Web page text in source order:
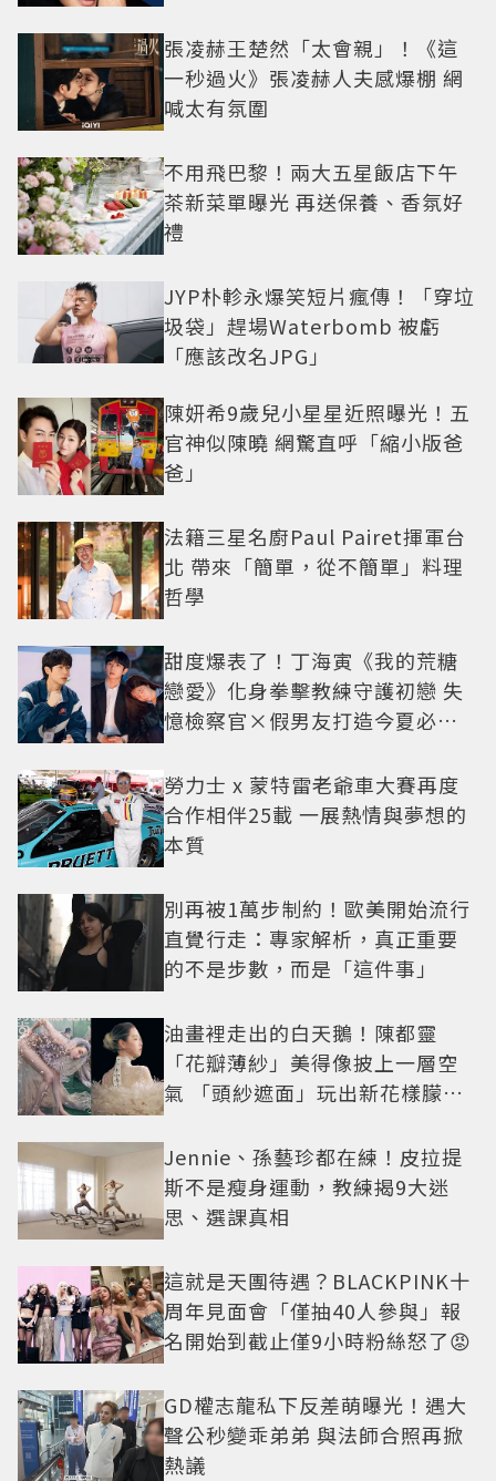
張凌赫王楚然「太會親」！《這
一秒過火》張凌赫人夫感爆棚 網
喊太有氛圍
不用飛巴黎！兩大五星飯店下午
茶新菜單曝光 再送保養、香氛好
禮
JYP朴軫永爆笑短片瘋傳！「穿垃
圾袋」趕場Waterbomb 被虧
「應該改名JPG」
陳妍希9歲兒小星星近照曝光！五
官神似陳曉 網驚直呼「縮小版爸
爸」
法籍三星名廚Paul Pairet揮軍台
北 帶來「簡單，從不簡單」料理
哲學
甜度爆表了！丁海寅《我的荒糖
戀愛》化身拳擊教練守護初戀 失
憶檢察官×假男友打造今夏必看
勞力士 x 蒙特雷老爺車大賽再度
合作相伴25載 一展熱情與夢想的
本質
別再被1萬步制約！歐美開始流行
直覺行走：專家解析，真正重要
的不是步數，而是「這件事」
油畫裡走出的白天鵝！陳都靈
「花瓣薄紗」美得像披上一層空
氣 「頭紗遮面」玩出新花樣朦朧
Jennie、孫藝珍都在練！皮拉提
斯不是瘦身運動，教練揭9大迷
思、選課真相
這就是天團待遇？BLACKPINK十
周年見面會「僅抽40人參與」報
名開始到截止僅9小時粉絲怒了😡
GD權志龍私下反差萌曝光！遇大
聲公秒變乖弟弟 與法師合照再掀
熱議